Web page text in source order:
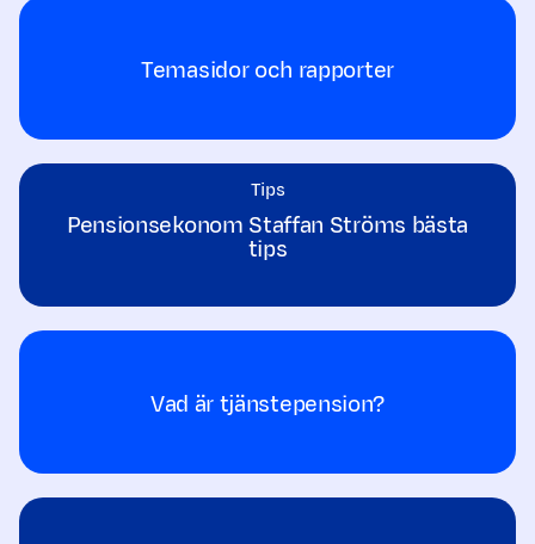
Temasidor och rapporter
Pensionsekonom Staffan Ströms bästa
tips
Tips
Vad är tjänstepension?